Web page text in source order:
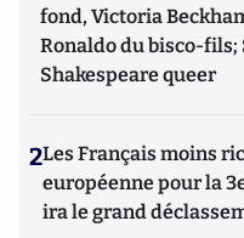
fond, Victoria
Ronaldo du bisco-fils;
Shakespeare queer
2Les Français moins
européenne pour la
ira le grand